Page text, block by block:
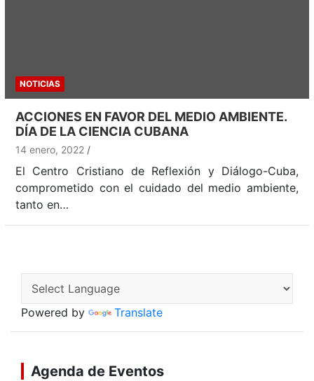
NOTICIAS
ACCIONES EN FAVOR DEL MEDIO AMBIENTE.
DÍA DE LA CIENCIA CUBANA
14 enero, 2022
El Centro Cristiano de Reflexión y Diálogo-Cuba,
comprometido con el cuidado del medio ambiente,
tanto en…
Powered by Translate
Agenda de Eventos